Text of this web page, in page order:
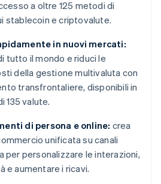
a oltre 125 metodi di
stablecoin e criptovalute.
in nuovi mercati:
tutto il mondo e riduci le
della gestione multivaluta con
transfrontaliere, disponibili in
135 valute.
di persona e online: crea
unificata su canali
per personalizzare le interazioni,
e aumentare i ricavi.